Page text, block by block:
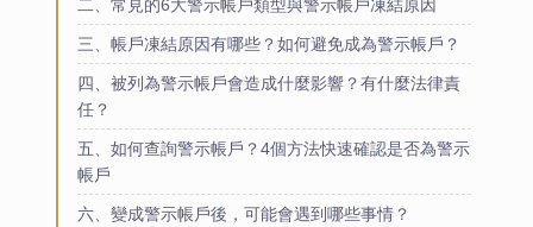
二、常見的6大警示帳戶類型與警示帳戶凍結原因
三、帳戶凍結原因有哪些？如何避免成為警示帳戶？
四、被列為警示帳戶會造成什麼影響？有什麼法律責
任？
五、如何查詢警示帳戶？4個方法快速確認是否為警示
帳戶
六、變成警示帳戶後，可能會遇到哪些事情？